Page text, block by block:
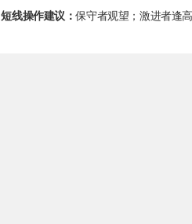
短线操作建议：保守者观望；激进者逢高